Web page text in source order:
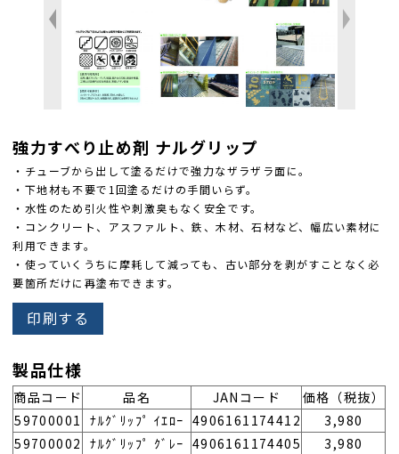
強力すべり止め剤 ナルグリップ
・チューブから出して塗るだけで強力なザラザラ面に。
・下地材も不要で1回塗るだけの手間いらず。
・水性のため引火性や刺激臭もなく安全です。
・コンクリート、アスファルト、鉄、木材、石材など、幅広い素材に
利用できます。
・使っていくうちに摩耗して減っても、古い部分を剥がすことなく必
要箇所だけに再塗布できます。
印刷する
製品仕様
商品コード 品名 JANコード
価格（税抜）
59700001
ﾅﾙｸﾞﾘｯﾌﾟ ｲｴﾛｰ 4906161174412
3,980
59700002
ﾅﾙｸﾞﾘｯﾌﾟ ｸﾞﾚｰ 4906161174405
3,980